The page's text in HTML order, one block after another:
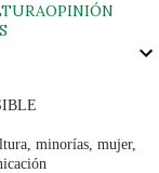
OPINIÓN
minorías, mujer,